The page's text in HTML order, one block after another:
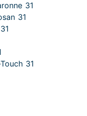
31
31
31